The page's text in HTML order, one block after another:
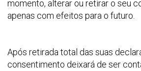
momento, alterar ou retirar o seu
apenas com efeitos para o futuro.
Após retirada total das suas
consentimento deixará de ser